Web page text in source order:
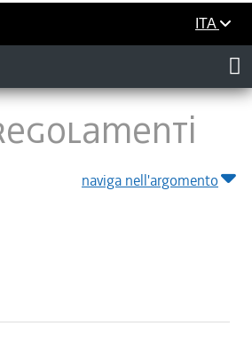
ITA
naviga nell'argomento